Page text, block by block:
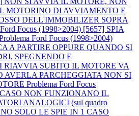
MOTORINO DI AVVIAMENTO E
DELL'IMMOBILIZER SOPRA
Focus (1998>2004) [5657] SPIA
Ford Focus (1998>2004)
A PARTIRE OPPURE QUANDO SI
SPEGNENDO E
RIAVVIA SUBITO IL MOTORE VA
AVERLA PARCHEGGIATA NON SI
Problema Ford Focus
NON FUNZIONANO IL
ANALOGICI (sul quadro
SOLO LE SPIE IN 1 CASO